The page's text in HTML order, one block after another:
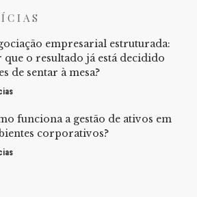
empresarial estruturada:
que o resultado já está decidido
de sentar à mesa?
funciona a gestão de ativos em
corporativos?